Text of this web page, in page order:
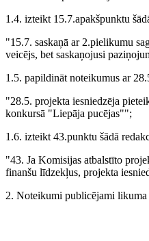
1.4. izteikt 15.7.apakšpunktu
"15.7. saskaņā ar 2.pielikumu
veicējs, bet saskaņojusi
1.5. papildināt noteikumus ar
"28.5. projekta iesniedzēja
konkursā "Liepāja pucējas"";
1.6. izteikt 43.punktu šādā
"43. Ja Komisijas atbalstīto
finanšu līdzekļus, projekta
2. Noteikumi publicējami likuma